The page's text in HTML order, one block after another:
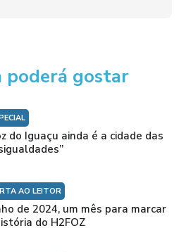
poderá gostar
do Iguaçu ainda é a cidade das
AO LEITOR
de 2024, um mês para marcar
do H2FOZ